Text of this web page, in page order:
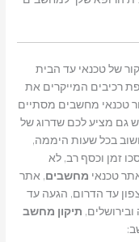
של טכנאי עד הבית
רכיבים המייקרים את
מחשבים מסתיים
מציע לכם שדרוג של
בכל שעות היממה,
זמן וכסף רב, לא
טכנאימחשבים, אתר
עד הדרום, הגעה עד
תיקון מחשב